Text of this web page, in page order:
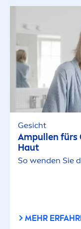
Gesicht
Ampullen fürs
Haut
So wenden Sie
MEHR